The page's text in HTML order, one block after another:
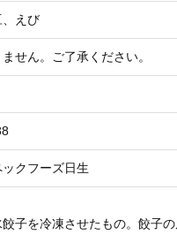
えび
せん。ご了承ください。
クフーズ日生
子を冷凍させたもの。餃子